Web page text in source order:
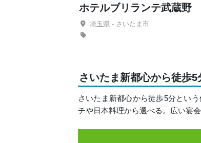
ホテルブリランテ武蔵野
埼玉県 - さいたま市
さいたま新都心から徒歩
さいたま新都心から徒歩5分とい
チや日本料理から選べる。広い宴